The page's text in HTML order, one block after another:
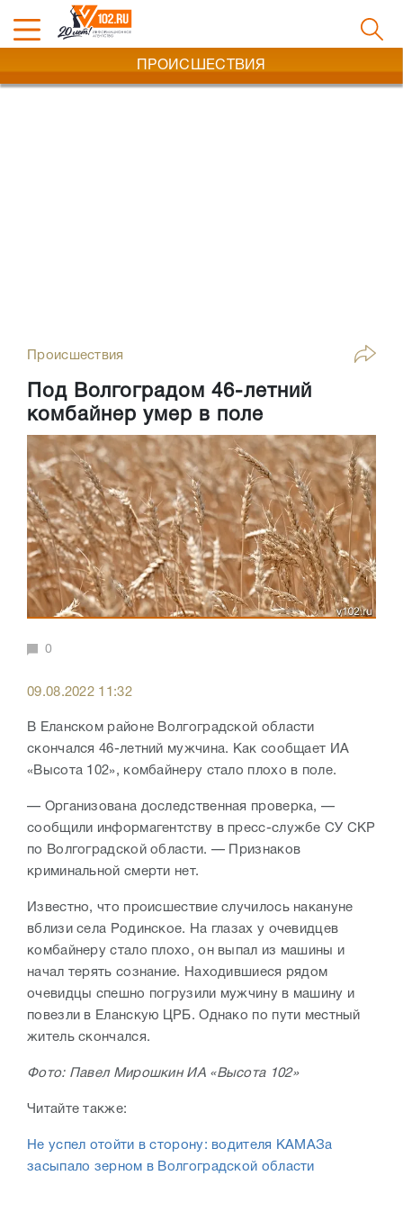
ПРОИСШЕСТВИЯ
Происшествия
Под Волгоградом 46-летний
комбайнер умер в поле
0
09.08.2022 11:32
В Еланском районе Волгоградской области
скончался 46-летний мужчина. Как сообщает ИА
«Высота 102», комбайнеру стало плохо в поле.
— Организована доследственная проверка, —
сообщили информагентству в пресс-службе СУ СКР
по Волгоградской области. — Признаков
криминальной смерти нет.
Известно, что происшествие случилось накануне
вблизи села Родинское. На глазах у очевидцев
комбайнеру стало плохо, он выпал из машины и
начал терять сознание. Находившиеся рядом
очевидцы спешно погрузили мужчину в машину и
повезли в Еланскую ЦРБ. Однако по пути местный
житель скончался.
Фото: Павел Мирошкин ИА «Высота 102»
Читайте также:
Не успел отойти в сторону: водителя КАМАЗа
засыпало зерном в Волгоградской области